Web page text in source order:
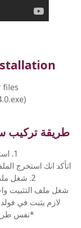
files
طريقة تركيب سموك
1. استخرج جميع ملفات الباتش
اتأكد انك استخرج
2. شغل ملف (smokepatch17.4.0.exe)
لازم يثبت في
*نفس